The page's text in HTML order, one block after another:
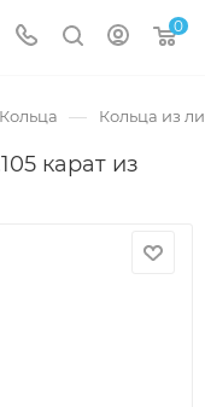
0
Кольца — Кольца из
карат из